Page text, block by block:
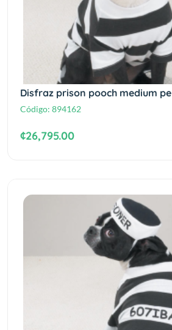
Disfraz prison pooch medium pe
Código: 894162
¢26,795.00